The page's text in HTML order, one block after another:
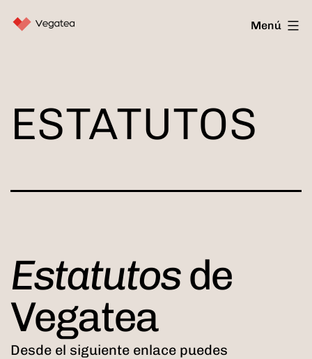
Vegatea Menú
ESTATUTOS
Estatutosde
Vegatea
Desde el siguiente enlace puedes